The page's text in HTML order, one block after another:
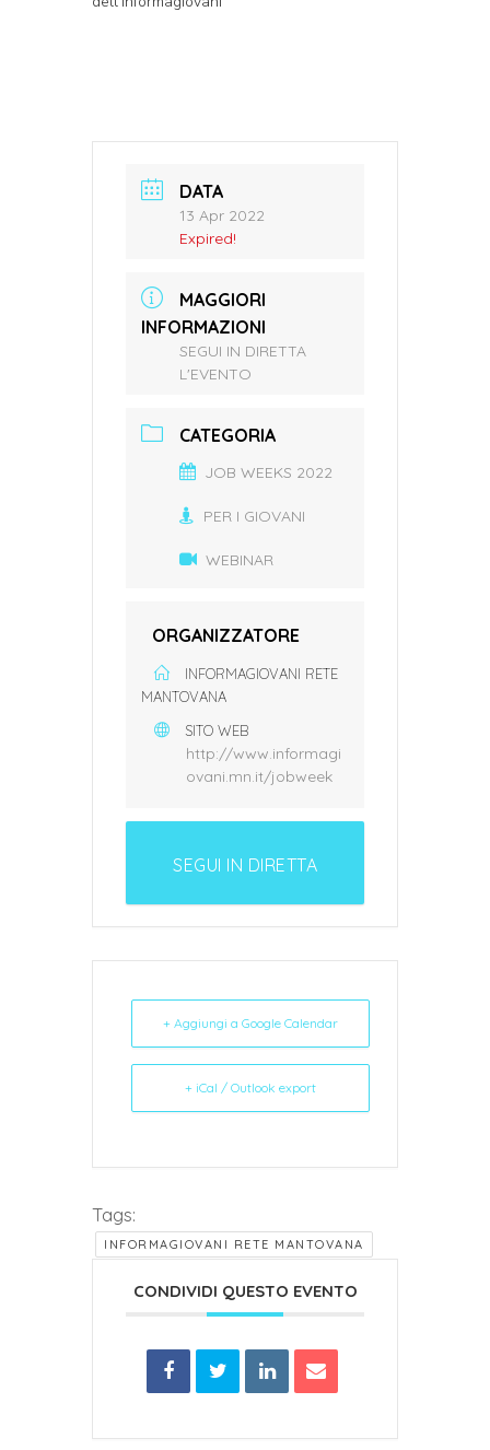
DATA
13 Apr 2022
Expired!
MAGGIORI
INFORMAZIONI
SEGUI IN DIRETTA
L'EVENTO
CATEGORIA
JOB WEEKS 2022
PER I GIOVANI
WEBINAR
ORGANIZZATORE
INFORMAGIOVANI RETE
MANTOVANA
SITO WEB
http://www.informagi
ovani.mn.it/jobweek
SEGUI IN DIRETTA
+ Aggiungi a Google Calendar
+ iCal / Outlook export
Tags:
INFORMAGIOVANI RETE MANTOVANA
CONDIVIDI QUESTO EVENTO